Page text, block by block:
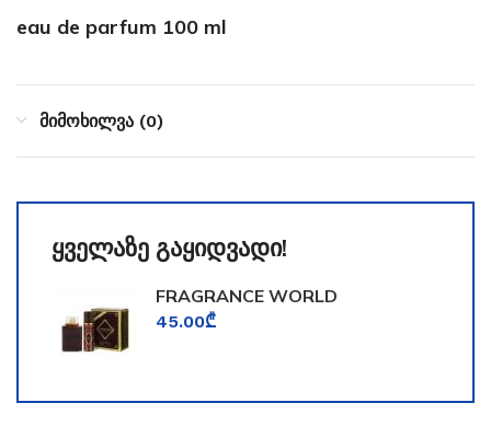
eau de parfum 100 ml
მიმოხილვა (0)
ყველაზე გაყიდვადი!
FRAGRANCE WORLD
TOOMFORD
45.00₾